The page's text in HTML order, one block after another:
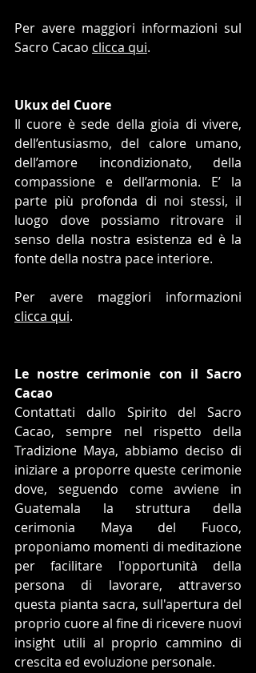
Per avere maggiori informazioni sul
Sacro Cacao clicca qui.
Ukux del Cuore
Il cuore è sede della gioia di vivere,
dell’entusiasmo, del calore umano,
dell’amore incondizionato, della
compassione e dell’armonia. E’ la
parte più profonda di noi stessi, il
luogo dove possiamo ritrovare il
senso della nostra esistenza ed è la
fonte della nostra pace interiore.
clicca qui.
Le nostre cerimonie con il Sacro
Cacao
Contattati dallo Spirito del Sacro
Cacao, sempre nel rispetto della
Tradizione Maya, abbiamo deciso di
iniziare a proporre queste cerimonie
dove, seguendo come avviene in
Guatemala la struttura della
cerimonia Maya del Fuoco,
proponiamo momenti di meditazione
per facilitare l'opportunità della
persona di lavorare, attraverso
questa pianta sacra, sull'apertura del
proprio cuore al fine di ricevere nuovi
insight utili al proprio cammino di
crescita ed evoluzione personale.